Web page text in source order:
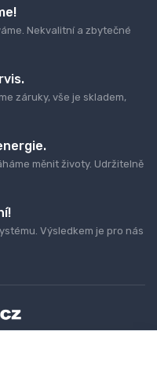
Nekvalitní a zbytečné
záruky, vše je skladem,
měnit životy. Udržitelně
Výsledkem je pro nás